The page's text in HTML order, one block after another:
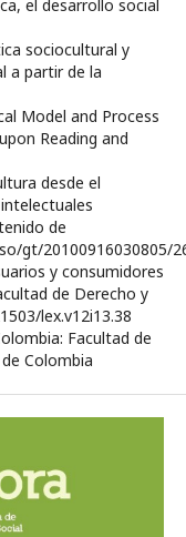
el desarrollo social
sociocultural y
a partir de la
Model and Process
Reading and
desde el
de
gt/20100916030805/
y consumidores
de Derecho y
lex.v12i13.38
Facultad de
Colombia